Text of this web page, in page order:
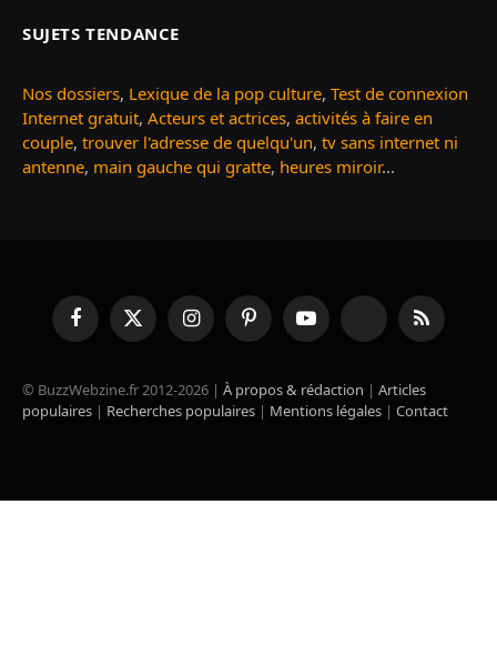
SUJETS TENDANCE
Nos dossiers, Lexique de la pop culture, Test de connexion
Internet gratuit, Acteurs et actrices, activités à faire en
couple, trouver l'adresse de quelqu'un, tv sans internet ni
antenne, main gauche qui gratte, heures miroir...
FacebookX
(Twitter)
InstagramPinterestYouTube TikTok RSS
© BuzzWebzine.fr 2012-2026 | À propos & rédaction | Articles
populaires | Recherches populaires | Mentions légales | Contact